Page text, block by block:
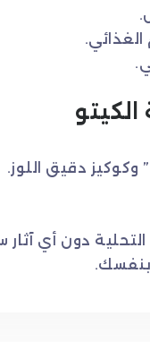
دقيق اللوز.
دون أي آثار
بنفسك.